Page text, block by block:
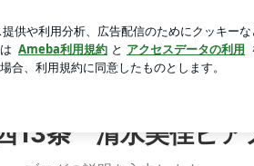
13条 清水美佳ピア